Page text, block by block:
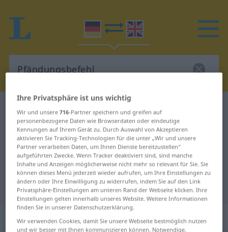
Deutsch-Englisch Wörterbuch Pfändungsbefehl
Deutsch-Englisch Übersetzung für
"Pfändungsbefehl"
"Pfändungsbefehl" Englisch
Übersetzung
„Pfändungsbefehl“: Maskulinum
Ihre Privatsphäre ist uns wichtig
Wir und unsere716-Partner speichern und greifen auf
personenbezogene Daten wie Browserdaten oder eindeutige
Kennungen auf Ihrem Gerät zu. Durch Auswahl von Akzeptieren
aktivieren Sie Tracking-Technologien für die unter „Wir und unsere
Partner verarbeiten Daten, um Ihnen Dienste bereitzustellen“
aufgeführten Zwecke. Wenn Tracker deaktiviert sind, sind manche
Inhalte und Anzeigen möglicherweise nicht mehr so relevant für Sie. Sie
können dieses Menü jederzeit wieder aufrufen, um Ihre Einstellungen zu
ändern oder Ihre Einwilligung zu widerrufen, indem Sie auf den Link
Privatsphäre-Einstellungen am unteren Rand der Webseite klicken. Ihre
Einstellungen gelten innerhalb unseres Website. Weitere Informationen
finden Sie in unserer Datenschutzerklärung.
Wir verwenden Cookies, damit Sie unsere Webseite bestmöglich nutzen
und wir besser mit Ihnen kommunizieren können. Notwendige,